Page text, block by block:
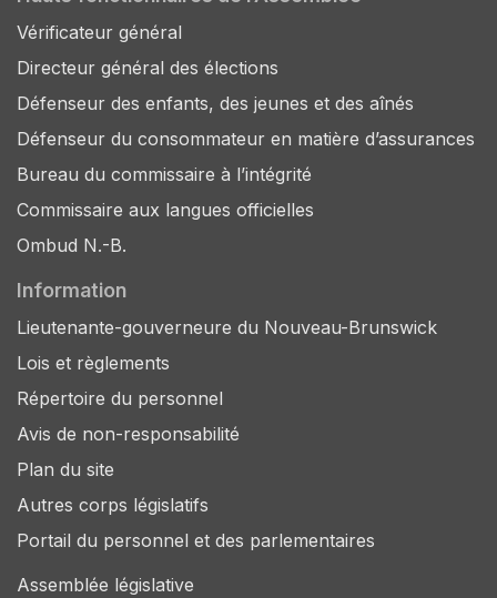
Vérificateur général
Directeur général des élections
Défenseur des enfants, des jeunes et des aînés
Défenseur du consommateur en matière d’assurances
Bureau du commissaire à l’intégrité
Commissaire aux langues officielles
Ombud N.-B.
Information
Lieutenante-gouverneure du Nouveau-Brunswick
Lois et règlements
Répertoire du personnel
Avis de non-responsabilité
Plan du site
Autres corps législatifs
Portail du personnel et des parlementaires
Assemblée législative